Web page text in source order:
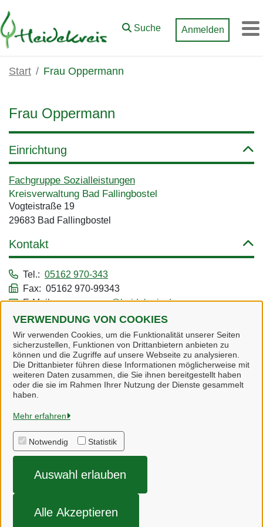
Zum Hauptinhalt springen
VERWENDUNG VON COOKIES
Wir verwenden Cookies, um die Funktionalität unserer Seiten
sicherzustellen, Funktionen von Drittanbietern anbieten zu
können und die Zugriffe auf unsere Webseite zu analysieren.
Die Drittanbieter führen diese Informationen möglicherweise mit
weiteren Daten zusammen, die Sie ihnen bereitgestellt haben
oder die sie im Rahmen Ihrer Nutzung der Dienste gesammelt
haben.
Mehr erfahren
Notwendig Statistik
Auswahl erlauben
Alle Akzeptieren
Suche Anmelden
Start Frau Oppermann
Frau Oppermann
Einrichtung
Fachgruppe Sozialleistungen
Kreisverwaltung Bad Fallingbostel
Vogteistraße 19
29683 Bad Fallingbostel
Kontakt
Tel.: 05162 970-343
Fax: 05162 970-99343
E-Mail:v.oppermann@heidekreis.de
Alle zugeordneten Einrichtungen
Heidekreis
Alle Rechte vorbehalten
Barrierefreiheit